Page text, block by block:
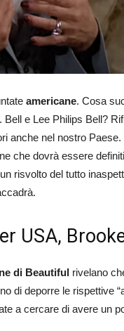
americane. Cosa
e Lee Philips Bell?
anche nel nostro
che dovrà essere
risvolto del tutto
USA,
di Beautiful rivelano
di deporre le rispettive
a cercare di avere un